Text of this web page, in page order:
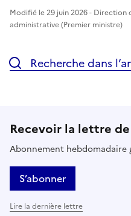
Modifié le 29 juin 2026 -
administrative (Premier ministre)
Recherche dans
Recevoir la lettre
Abonnement hebdomadaire
S’abonner
Lire la dernière lettre